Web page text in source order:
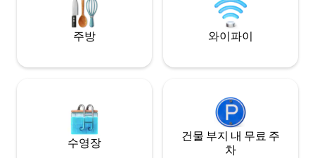
주방 와이파이
수영장
건물 부지 내 무료 주
차